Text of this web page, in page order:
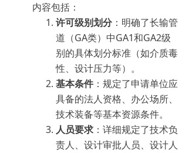
内容包括：
许可级别划分：明确了长输管
道（GA类）中GA1和GA2级
别的具体划分标准（如介质毒
性、设计压力等）。
基本条件：规定了申请单位应
具备的法人资格、办公场所、
技术装备等基本资源条件。
人员要求 ：详细规定了技术负
责人、设计审批人员、设计人